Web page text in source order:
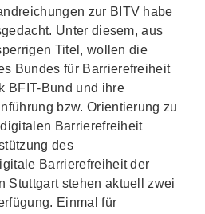
zur BITV habe
Unter diesem, aus
Titel, wollen die
Bundes für Barrierefreiheit
BFIT-Bund und ihre
bzw. Orientierung zu
Barrierefreiheit
des
Barrierefreiheit der
Stuttgart stehen aktuell zwei
Einmal für